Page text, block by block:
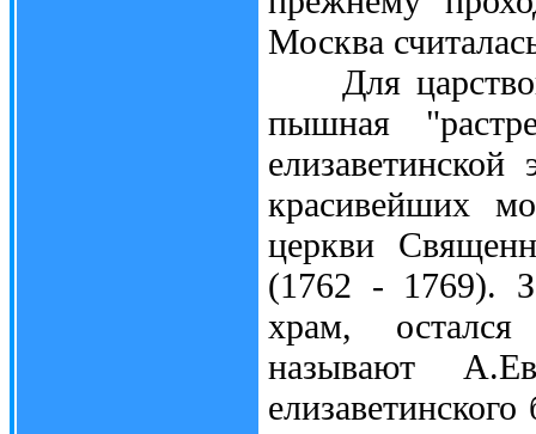
Москва
Для
пышная
красивейших
церкви
(1762 - 1769).
храм, остался
называют